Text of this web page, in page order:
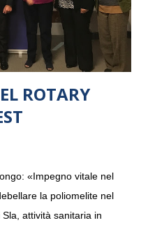
ROTARY
«Impegno vitale nel
la poliomelite nel
attività sanitaria in